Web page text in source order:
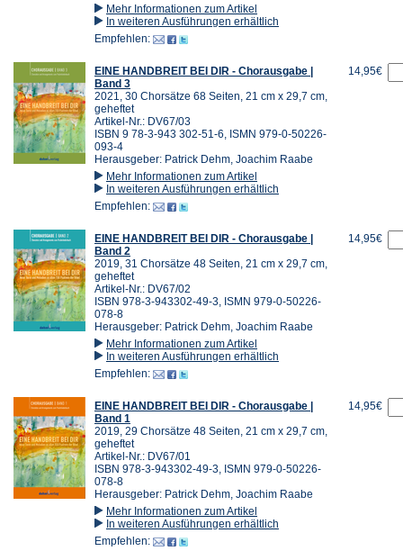
Mehr Informationen zum Artikel
In weiteren Ausführungen erhältlich
Empfehlen:
EINE HANDBREIT BEI DIR - Chorausgabe |
Band 3
2021, 30 Chorsätze 68 Seiten, 21 cm x 29,7 cm,
geheftet
Artikel-Nr.: DV67/03
ISBN 9 78-3-943 302-51-6, ISMN 979-0-50226-
093-4
Herausgeber: Patrick Dehm, Joachim Raabe
Mehr Informationen zum Artikel
In weiteren Ausführungen erhältlich
Empfehlen:
14,95€
EINE HANDBREIT BEI DIR - Chorausgabe |
Band 2
2019, 31 Chorsätze 48 Seiten, 21 cm x 29,7 cm,
geheftet
Artikel-Nr.: DV67/02
ISBN 978-3-943302-49-3, ISMN 979-0-50226-
078-8
Herausgeber: Patrick Dehm, Joachim Raabe
Mehr Informationen zum Artikel
In weiteren Ausführungen erhältlich
Empfehlen:
14,95€
EINE HANDBREIT BEI DIR - Chorausgabe |
Band 1
2019, 29 Chorsätze 48 Seiten, 21 cm x 29,7 cm,
geheftet
Artikel-Nr.: DV67/01
ISBN 978-3-943302-49-3, ISMN 979-0-50226-
078-8
Herausgeber: Patrick Dehm, Joachim Raabe
Mehr Informationen zum Artikel
In weiteren Ausführungen erhältlich
Empfehlen:
14,95€